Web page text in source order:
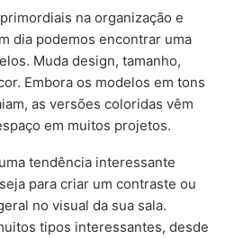
na organização e
dia podemos encontrar uma
Muda design, tamanho,
Embora os modelos em tons
as versões coloridas vêm
em muitos projetos.
tendência interessante
para criar um contraste ou
no visual da sua sala.
tipos interessantes, desde